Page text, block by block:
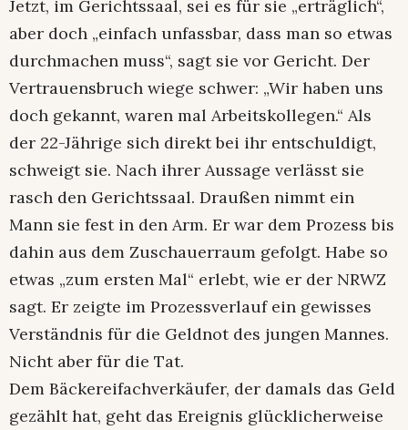
Jetzt, im Gerichtssaal, sei es für sie „erträglich“,
aber doch „einfach unfassbar, dass man so etwas
durchmachen muss“, sagt sie vor Gericht. Der
Vertrauensbruch wiege schwer: „Wir haben uns
doch gekannt, waren mal Arbeitskollegen.“ Als
der 22-Jährige sich direkt bei ihr entschuldigt,
schweigt sie. Nach ihrer Aussage verlässt sie
rasch den Gerichtssaal. Draußen nimmt ein
Mann sie fest in den Arm. Er war dem Prozess bis
dahin aus dem Zuschauerraum gefolgt. Habe so
etwas „zum ersten Mal“ erlebt, wie er der NRWZ
sagt. Er zeigte im Prozessverlauf ein gewisses
Verständnis für die Geldnot des jungen Mannes.
Nicht aber für die Tat.
Dem Bäckereifachverkäufer, der damals das Geld
gezählt hat, geht das Ereignis glücklicherweise